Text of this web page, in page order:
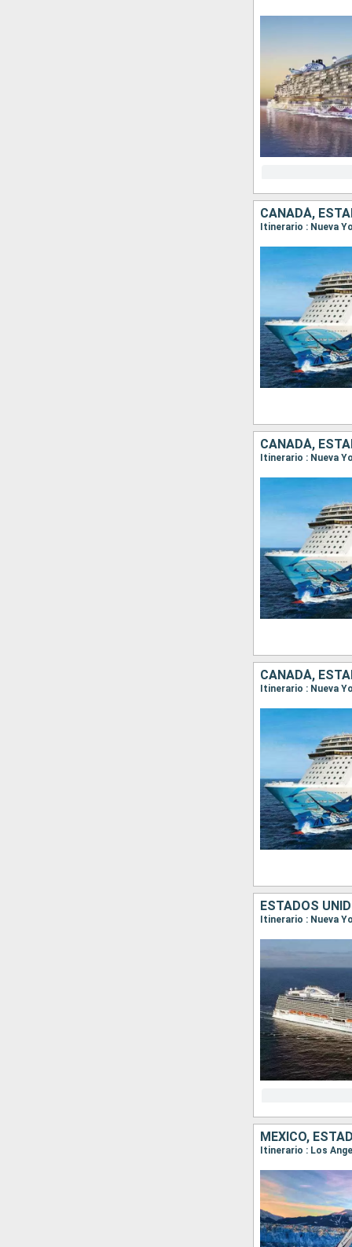
CANADÁ,
Itinerario : Nueva
CANADÁ,
Itinerario : Nueva
CANADÁ,
Itinerario : Nueva
ESTADOS
Itinerario : Nueva
MÉXICO,
Itinerario : Los